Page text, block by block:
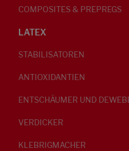
COMPOSITES & PREPREGS
LATEX
STABILISATOREN
ANTIOXIDANTIEN
ENTSCHÄUMER UND
VERDICKER
KLEBRIGMACHER